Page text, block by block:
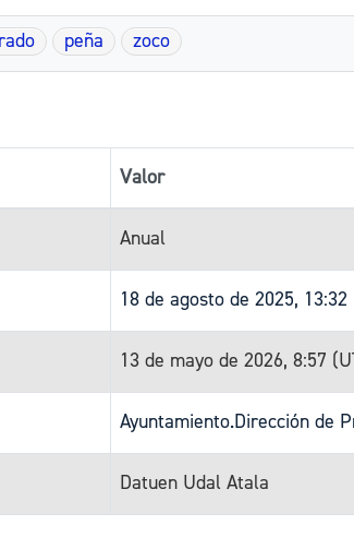
peña zoco
Valor
Anual
18 de agosto de 2025, 13:32
13 de mayo de 2026, 8:57
Ayuntamiento.Dirección de
Datuen Udal Atala